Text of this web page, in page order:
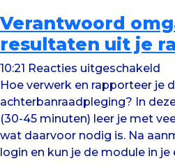
Verantwoord
resultaten uit je
10:21 Reacties uitgeschakeld
uit
Hoe verwerk en rapporteer je
achterbanraadpleging? In
(30-45 minuten) leer je met
wat daarvoor nodig is. Na
login en kun je de module in je